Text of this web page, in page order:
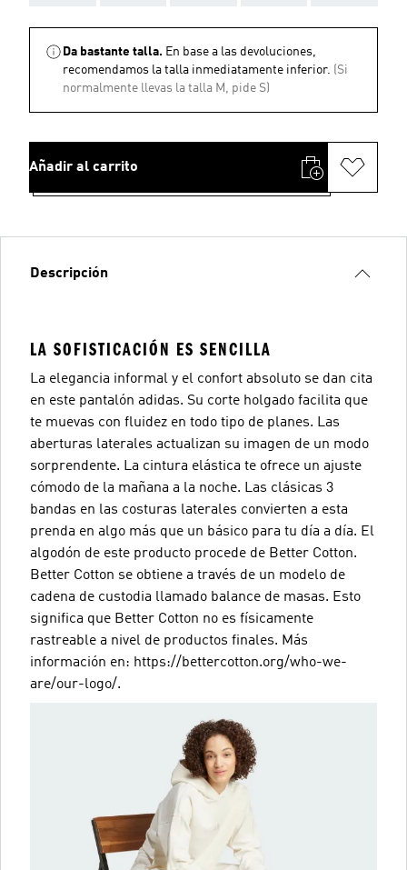
Da bastante talla. En base a las devoluciones,
recomendamos la talla inmediatamente inferior. (Si
normalmente llevas la talla M, pide S)
Añadir al carrito
Descripción
LA SOFISTICACIÓN ES SENCILLA
La elegancia informal y el confort absoluto se dan cita
en este pantalón adidas. Su corte holgado facilita que
te muevas con fluidez en todo tipo de planes. Las
aberturas laterales actualizan su imagen de un modo
sorprendente. La cintura elástica te ofrece un ajuste
cómodo de la mañana a la noche. Las clásicas 3
bandas en las costuras laterales convierten a esta
prenda en algo más que un básico para tu día a día. El
algodón de este producto procede de Better Cotton.
Better Cotton se obtiene a través de un modelo de
cadena de custodia llamado balance de masas. Esto
significa que Better Cotton no es físicamente
rastreable a nivel de productos finales. Más
información en: https://bettercotton.org/who-we-
are/our-logo/.